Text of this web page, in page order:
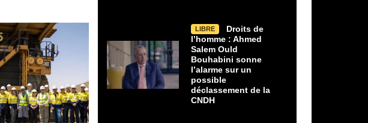
LIBRE
Droits de
l’homme : Ahmed
Salem Ould
Bouhabini sonne
l’alarme sur un
possible
déclassement de la
CNDH